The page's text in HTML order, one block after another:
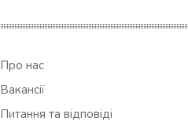
Про нас
Вакансії
Питання та відповіді